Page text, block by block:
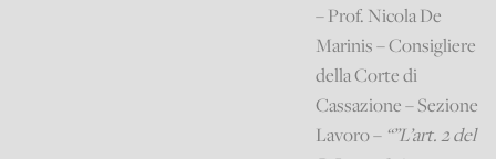
– Prof. Nicola De
Marinis – Consigliere
della Corte di
Cassazione – Sezione
Lavoro – “”L’art. 2 del